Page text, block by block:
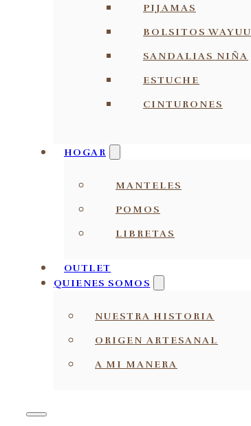
PIJAMAS
BOLSITOS WAYUU
SANDALIAS NIÑA
ESTUCHE
CINTURONES
HOGAR
MANTELES
POMOS
LIBRETAS
OUTLET
QUIENES SOMOS
NUESTRA HISTORIA
ORIGEN ARTESANAL
A MI MANERA